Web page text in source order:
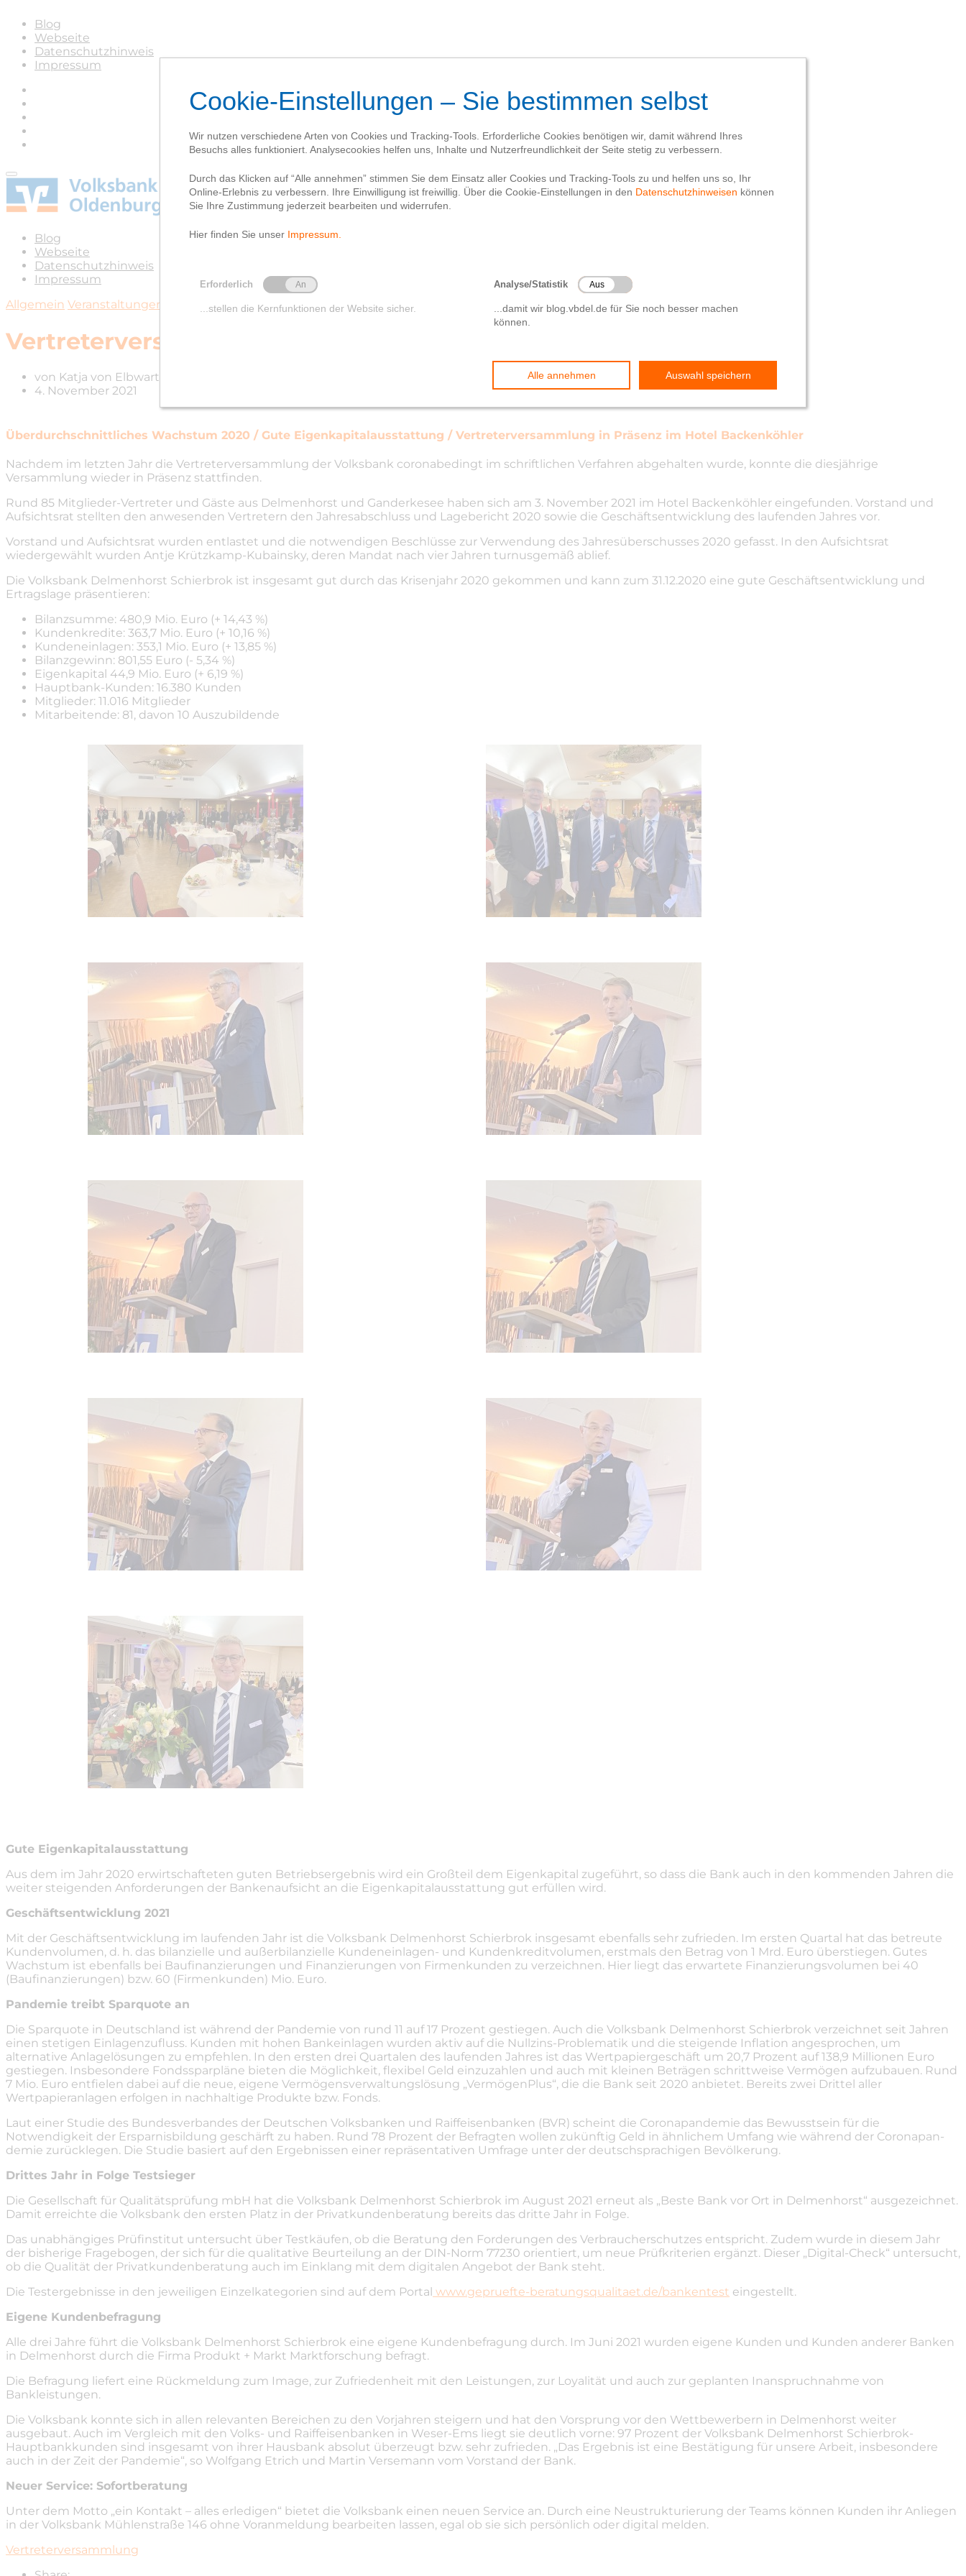
Blog
Webseite
Datenschutzhinweis
Impressum
Blog
Webseite
Datenschutzhinweis
Impressum
Allgemein Veranstaltungen
Vertreterversammlung 2021
von Katja von Elbwart
4. November 2021
Überdurchschnittliches Wachstum 2020 / Gute Eigenkapitalausstattung / Vertreterversammlung in Präsenz im Hotel Backenköhler
Nachdem im letzten Jahr die Vertreterversammlung der Volksbank coronabedingt im schriftlichen Verfahren abgehalten wurde, konnte die diesjährige
Versammlung wieder in Präsenz stattfinden.
Rund 85 Mitglieder-Vertreter und Gäste aus Delmenhorst und Ganderkesee haben sich am 3. November 2021 im Hotel Backenköhler eingefunden. Vorstand und
Aufsichtsrat stellten den anwesenden Vertretern den Jahresabschluss und Lagebericht 2020 sowie die Geschäftsentwicklung des laufenden Jahres vor.
Vorstand und Aufsichtsrat wurden entlastet und die notwendigen Beschlüsse zur Verwendung des Jahresüberschusses 2020 gefasst. In den Aufsichtsrat
wiedergewählt wurden Antje Krützkamp-Kubainsky, deren Mandat nach vier Jahren turnusgemäß ablief.
Die Volksbank Delmenhorst Schierbrok ist insgesamt gut durch das Krisenjahr 2020 gekommen und kann zum 31.12.2020 eine gute Geschäftsentwicklung und
Ertragslage präsentieren:
Bilanzsumme: 480,9 Mio. Euro (+ 14,43 %)
Kundenkredite: 363,7 Mio. Euro (+ 10,16 %)
Kundeneinlagen: 353,1 Mio. Euro (+ 13,85 %)
Bilanzgewinn: 801,55 Euro (- 5,34 %)
Eigenkapital 44,9 Mio. Euro (+ 6,19 %)
Hauptbank-Kunden: 16.380 Kunden
Mitglieder: 11.016 Mitglieder
Mitarbeitende: 81, davon 10 Auszubildende
Gute Eigenkapitalausstattung
Aus dem im Jahr 2020 erwirtschafteten guten Betriebsergebnis wird ein Großteil dem Eigenkapital zugeführt, so dass die Bank auch in den kommenden Jahren die
weiter steigenden Anforderungen der Bankenaufsicht an die Eigenkapitalausstattung gut erfüllen wird.
Geschäftsentwicklung 2021
Mit der Geschäftsentwicklung im laufenden Jahr ist die Volksbank Delmenhorst Schierbrok insgesamt ebenfalls sehr zufrieden. Im ersten Quartal hat das betreute
Kundenvolumen, d. h. das bilanzielle und außerbilanzielle Kundeneinlagen- und Kundenkreditvolumen, erstmals den Betrag von 1 Mrd. Euro überstiegen. Gutes
Wachstum ist ebenfalls bei Baufinanzierungen und Finanzierungen von Firmenkunden zu verzeichnen. Hier liegt das erwartete Finanzierungsvolumen bei 40
(Baufinanzierungen) bzw. 60 (Firmenkunden) Mio. Euro.
Pandemie treibt Sparquote an
Die Sparquote in Deutschland ist während der Pandemie von rund 11 auf 17 Prozent gestiegen. Auch die Volksbank Delmenhorst Schierbrok verzeichnet seit Jahren
einen stetigen Einlagenzufluss. Kunden mit hohen Bankeinlagen wurden aktiv auf die Nullzins-Problematik und die steigende Inflation angesprochen, um
alternative Anlagelösungen zu empfehlen. In den ersten drei Quartalen des laufenden Jahres ist das Wertpapiergeschäft um 20,7 Prozent auf 138,9 Millionen Euro
gestiegen. Insbesondere Fondssparpläne bieten die Möglichkeit, flexibel Geld einzuzahlen und auch mit kleinen Beträgen schrittweise Vermögen aufzubauen. Rund
7 Mio. Euro entfielen dabei auf die neue, eigene Vermögensverwaltungslösung „VermögenPlus“, die die Bank seit 2020 anbietet. Bereits zwei Drittel aller
Wertpapieranlagen erfolgen in nachhaltige Produkte bzw. Fonds.
Laut einer Studie des Bundesverbandes der Deutschen Volksbanken und Raiffeisenbanken (BVR) scheint die Coronapandemie das Bewusstsein für die
Notwendigkeit der Ersparnisbildung geschärft zu haben. Rund 78 Prozent der Befragten wollen zukünftig Geld in ähnlichem Umfang wie während der Coronapan-
demie zurücklegen. Die Studie basiert auf den Ergebnissen einer repräsentativen Umfrage unter der deutschsprachigen Bevölkerung.
Drittes Jahr in Folge Testsieger
Die Gesellschaft für Qualitätsprüfung mbH hat die Volksbank Delmenhorst Schierbrok im August 2021 erneut als „Beste Bank vor Ort in Delmenhorst“ ausgezeichnet.
Damit erreichte die Volksbank den ersten Platz in der Privatkundenberatung bereits das dritte Jahr in Folge.
Das unabhängiges Prüfinstitut untersucht über Testkäufen, ob die Beratung den Forderungen des Verbraucherschutzes entspricht. Zudem wurde in diesem Jahr
der bisherige Fragebogen, der sich für die qualitative Beurteilung an der DIN-Norm 77230 orientiert, um neue Prüfkriterien ergänzt. Dieser „Digital-Check“ untersucht,
ob die Qualität der Privatkundenberatung auch im Einklang mit dem digitalen Angebot der Bank steht.
Die Testergebnisse in den jeweiligen Einzelkategorien sind auf dem Portal www.gepruefte-beratungsqualitaet.de/bankentest eingestellt.
Eigene Kundenbefragung
Alle drei Jahre führt die Volksbank Delmenhorst Schierbrok eine eigene Kundenbefragung durch. Im Juni 2021 wurden eigene Kunden und Kunden anderer Banken
in Delmenhorst durch die Firma Produkt + Markt Marktforschung befragt.
Die Befragung liefert eine Rückmeldung zum Image, zur Zufriedenheit mit den Leistungen, zur Loyalität und auch zur geplanten Inanspruchnahme von
Bankleistungen.
Die Volksbank konnte sich in allen relevanten Bereichen zu den Vorjahren steigern und hat den Vorsprung vor den Wettbewerbern in Delmenhorst weiter
ausgebaut. Auch im Vergleich mit den Volks- und Raiffeisenbanken in Weser-Ems liegt sie deutlich vorne: 97 Prozent der Volksbank Delmenhorst Schierbrok-
Hauptbankkunden sind insgesamt von ihrer Hausbank absolut überzeugt bzw. sehr zufrieden. „Das Ergebnis ist eine Bestätigung für unsere Arbeit, insbesondere
auch in der Zeit der Pandemie“, so Wolfgang Etrich und Martin Versemann vom Vorstand der Bank.
Neuer Service: Sofortberatung
Unter dem Motto „ein Kontakt – alles erledigen“ bietet die Volksbank einen neuen Service an. Durch eine Neustrukturierung der Teams können Kunden ihr Anliegen
in der Volksbank Mühlenstraße 146 ohne Voranmeldung bearbeiten lassen, egal ob sie sich persönlich oder digital melden.
Vertreterversammlung